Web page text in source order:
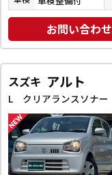
お問い合わせ
スズキ アルト